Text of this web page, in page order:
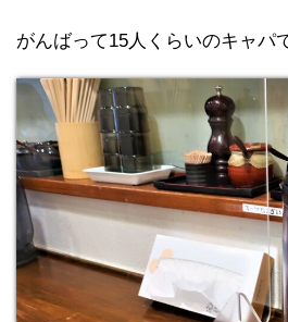
がんばって15人くらいのキャパ